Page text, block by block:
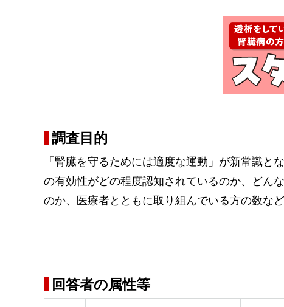
調査目的
「腎臓を守るためには適度な運動」が新常識と
の有効性がどの程度認知されているのか、どん
のか、医療者とともに取り組んでいる方の数な
回答者の属性等